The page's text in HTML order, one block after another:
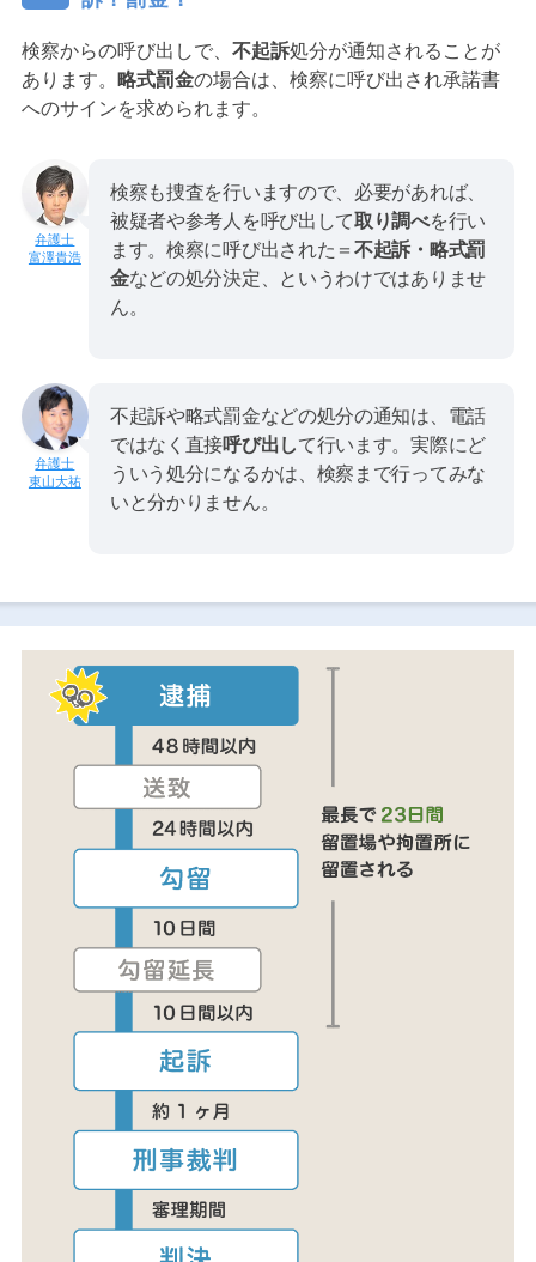
検察からの呼び出しで、 不起訴処分が通知されることが
あります。 略式罰金の場合は、検察に呼び出され承諾書
へのサインを求められます。
富澤貴浩
検察も捜査を行いますので、必要があれば、
被疑者や参考人を呼び出して取り調べを行い
ます。検察に呼び出された＝不起訴・略式罰
金などの処分決定、というわけではありませ
ん。
東山大祐
不起訴や略式罰金などの処分の通知は、電話
ではなく直接呼び出して行います。実際にど
ういう処分になるかは、検察まで行ってみな
いと分かりません。